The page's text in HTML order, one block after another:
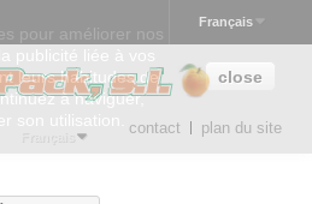
Français
contact plan du site
leurs habitudes de
à naviguer,
son utilisation.
close